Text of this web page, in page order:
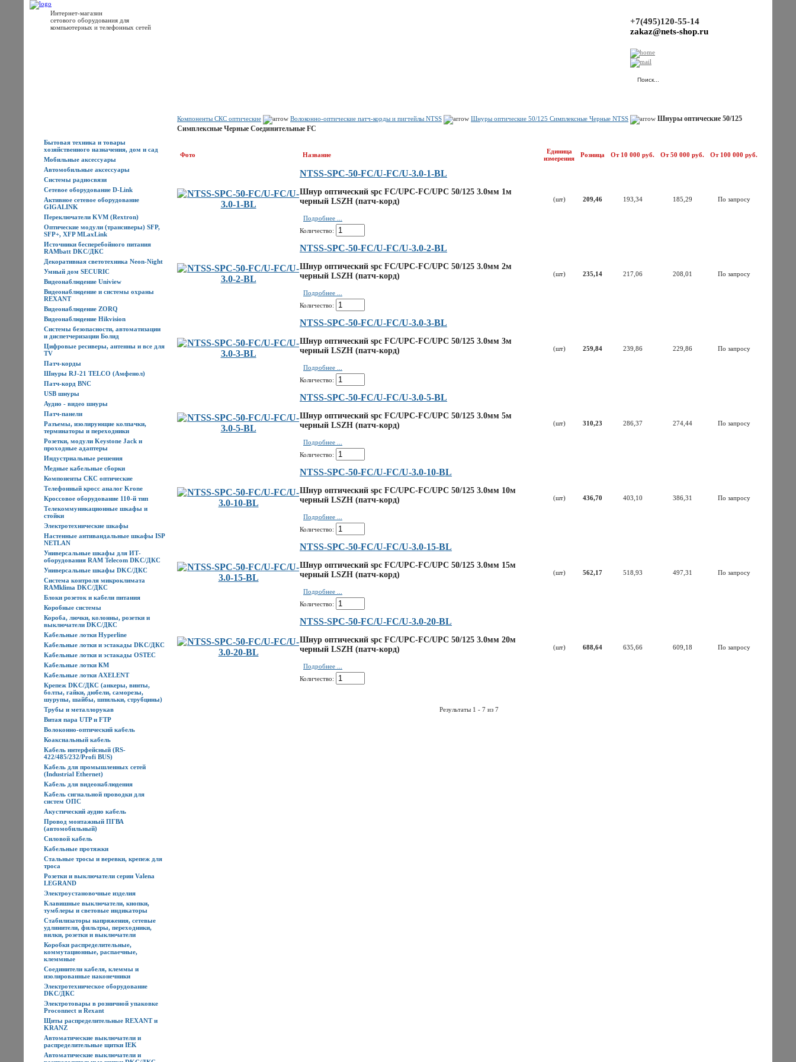
Интернет-магазин
сетового оборудования для
компьютерных и телефонных сетей
+7(495)120-55-14
zakaz@nets-shop.ru
Бытовая техника и товары
хозяйственного назначения, дом и сад
Мобильные аксессуары
Автомобильные аксессуары
Системы радиосвязи
Сетевое оборудование D-Link
Активное сетевое оборудование
GIGALINK
Переключатели KVM (Rextron)
Оптические модули (трансиверы) SFP,
SFP+, XFP MLaxLink
Источники бесперебойного питания
RAMbatt DKC/ДКС
Декоративная светотехника Neon-Night
Умный дом SECURIC
Видеонаблюдение Uniview
Видеонаблюдение и системы охраны
REXANT
Видеонаблюдение ZORQ
Видеонаблюдение Hikvision
Системы безопасности, автоматизации
и диспетчеризации Болид
Цифровые ресиверы, антенны и все для
TV
Патч-корды
Шнуры RJ-21 TELCO (Амфенол)
Патч-корд BNC
USB шнуры
Аудио - видео шнуры
Патч-панели
Разъемы, изолирующие колпачки,
терминаторы и переходники
Розетки, модули Keystone Jack и
проходные адаптеры
Индустриальные решения
Медные кабельные сборки
Компоненты СКС оптические
Телефонный кросс аналог Krone
Кроссовое оборудование 110-й тип
Телекоммуникационные шкафы и
стойки
Электротехнические шкафы
Настенные антивандальные шкафы ISP
NETLAN
Универсальные шкафы для ИТ-
оборудования RAM Telecom DKC/ДКС
Универсальные шкафы DKC/ДКС
Система контроля микроклимата
RAMklima DKC/ДКС
Блоки розеток и кабели питания
Коробные системы
Короба, лючки, колонны, розетки и
выключатели DKC/ДКС
Кабельные лотки Hyperline
Кабельные лотки и эстакады DKC/ДКС
Кабельные лотки и эстакады OSTEC
Кабельные лотки КМ
Кабельные лотки AXELENT
Крепеж DKC/ДКС (анкеры, винты,
болты, гайки, дюбели, саморезы,
шурупы, шайбы, шпильки, струбцины)
Трубы и металлорукав
Витая пара UTP и FTP
Волоконно-оптический кабель
Коаксиальный кабель
Кабель интерфейсный (RS-
422/485/232/Profi BUS)
Кабель для промышленных сетей
(Industrial Ethernet)
Кабель для видеонаблюдения
Кабель сигнальной проводки для
систем ОПС
Акустический аудио кабель
Провод монтажный ПГВА
(автомобильный)
Силовой кабель
Кабельные протяжки
Стальные тросы и веревки, крепеж для
троса
Розетки и выключатели серии Valena
LEGRAND
Электроустановочные изделия
Клавишные выключатели, кнопки,
тумблеры и световые индикаторы
Стабилизаторы напряжения, сетевые
удлинители, фильтры, переходники,
вилки, розетки и выключатели
Коробки распределительные,
коммутационные, распаечные,
клеммные
Соединители кабеля, клеммы и
изолированные наконечники
Электротехническое оборудование
DKC/ДКС
Электротовары в розничной упаковке
Proconnect и Rexant
Щиты распределительные REXANT и
KRANZ
Автоматические выключатели и
распределительные щитки IEK
Автоматические выключатели и
Компоненты СКС оптические Волоконно-оптические патч-корды и пигтейлы NTSS Шнуры оптические 50/125 Симплексные Черные NTSS
Шнуры оптические 50/125
Симплексные Черные Соединительные FC
Фото Название
Единица
измерения
Розница От 10 000 руб. От 50 000 руб. От 100 000 руб.
NTSS-SPC-50-FC/U-FC/U-3.0-1-BL
Шнур оптический spc FC/UPC-FC/UPC 50/125 3.0мм 1м
черный LSZH (патч-корд)
Подробнее ...
Количество:
(шт) 209,46 193,34 185,29 По запросу
NTSS-SPC-50-FC/U-FC/U-3.0-2-BL
Шнур оптический spc FC/UPC-FC/UPC 50/125 3.0мм 2м
черный LSZH (патч-корд)
Подробнее ...
Количество:
(шт) 235,14 217,06 208,01 По запросу
NTSS-SPC-50-FC/U-FC/U-3.0-3-BL
Шнур оптический spc FC/UPC-FC/UPC 50/125 3.0мм 3м
черный LSZH (патч-корд)
Подробнее ...
Количество:
(шт) 259,84 239,86 229,86 По запросу
NTSS-SPC-50-FC/U-FC/U-3.0-5-BL
Шнур оптический spc FC/UPC-FC/UPC 50/125 3.0мм 5м
черный LSZH (патч-корд)
Подробнее ...
Количество:
(шт) 310,23 286,37 274,44 По запросу
NTSS-SPC-50-FC/U-FC/U-3.0-10-BL
Шнур оптический spc FC/UPC-FC/UPC 50/125 3.0мм 10м
черный LSZH (патч-корд)
Подробнее ...
Количество:
(шт) 436,70 403,10 386,31 По запросу
NTSS-SPC-50-FC/U-FC/U-3.0-15-BL
Шнур оптический spc FC/UPC-FC/UPC 50/125 3.0мм 15м
черный LSZH (патч-корд)
Подробнее ...
Количество:
(шт) 562,17 518,93 497,31 По запросу
NTSS-SPC-50-FC/U-FC/U-3.0-20-BL
Шнур оптический spc FC/UPC-FC/UPC 50/125 3.0мм 20м
черный LSZH (патч-корд)
Подробнее ...
Количество:
(шт) 688,64 635,66 609,18 По запросу
Результаты 1 - 7 из 7